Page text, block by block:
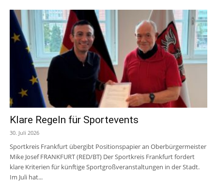
Klare Regeln für Sportevents
30. Juli 2026
Sportkreis Frankfurt übergibt Positionspapier an Oberbürgermeister
Mike Josef FRANKFURT (RED/BT) Der Sportkreis Frankfurt fordert
klare Kriterien für künftige Sportgroßveranstaltungen in der Stadt.
Im Juli hat...